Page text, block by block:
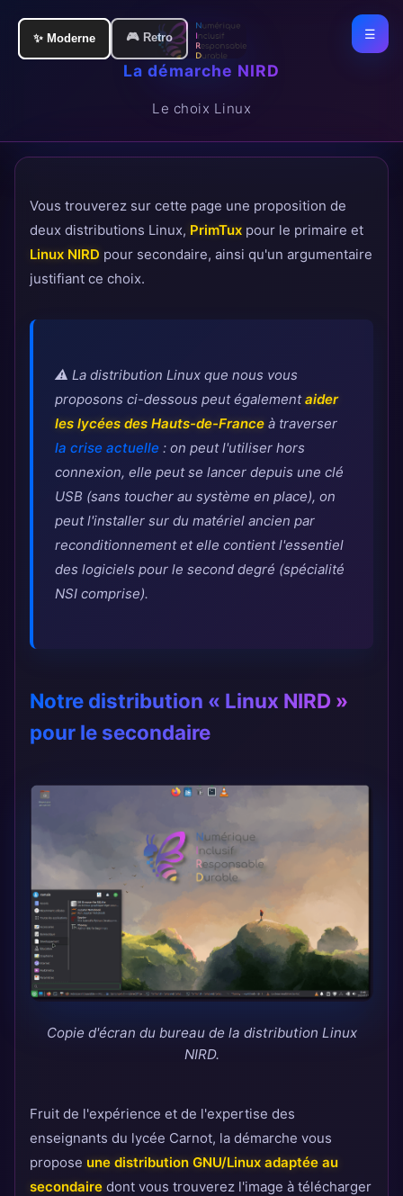
La démarche NIRD
Le choix Linux
☰
Vous trouverez sur cette page une proposition de
deux distributions Linux, PrimTux pour le primaire et
Linux NIRD pour secondaire, ainsi qu'un argumentaire
justifiant ce choix.
⚠️ La distribution Linux que nous vous
proposons ci-dessous peut égalementaider
les lycées des Hauts-de-France à traverser
la crise actuelle : on peut l'utiliser hors
connexion, elle peut se lancer depuis une clé
USB (sans toucher au système en place), on
peut l'installer sur du matériel ancien par
reconditionnement et elle contient l'essentiel
des logiciels pour le second degré (spécialité
NSI comprise).
Notre distribution « Linux NIRD »
pour le secondaire
Copie d'écran du bureau de la distribution Linux
NIRD.
Fruit de l'expérience et de l'expertise des
enseignants du lycée Carnot, la démarche vous
propose une distribution GNU/Linux adaptée au
secondaire dont vous trouverez l'image à télécharger
✨ Moderne 🎮 Retro
✨ Moderne 🎮 Retro